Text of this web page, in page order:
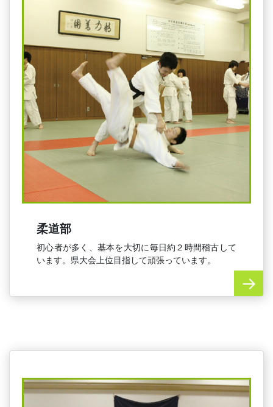
柔道部
初心者が多く、基本を大切に毎日約２時間稽古して
います。県大会上位目指して頑張っています。